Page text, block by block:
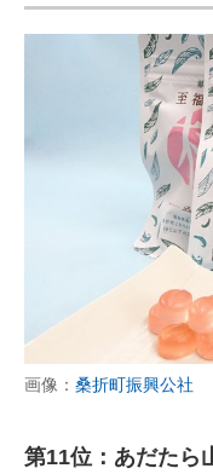
画像： 桑折町振興公社
第11位：あだたら